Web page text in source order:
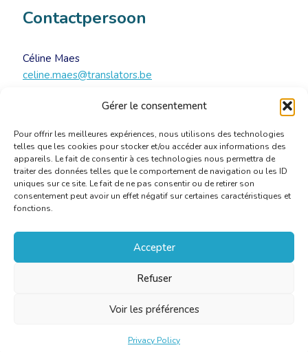
Gérer le consentement
Pour offrir les meilleures expériences, nous utilisons des technologies
telles que les cookies pour stocker et/ou accéder aux informations des
appareils. Le fait de consentir à ces technologies nous permettra de
traiter des données telles que le comportement de navigation ou les ID
uniques sur ce site. Le fait de ne pas consentir ou de retirer son
consentement peut avoir un effet négatif sur certaines caractéristiques et
fonctions.
Accepter
Refuser
Voir les préférences
Privacy Policy
Contactpersoon
Céline Maes
celine.maes@translators.be
Annemie Wynen